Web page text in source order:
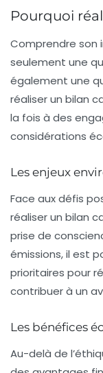
Pourquoi
Comprendre son
seulement une
également une
réaliser un bilan
la fois à des
considérations
Les enjeux
Face aux défis
réaliser un bilan
prise de
émissions, il est
prioritaires pour
contribuer à un
Les bénéfices
Au-delà de